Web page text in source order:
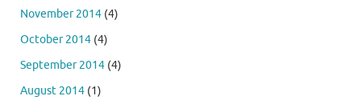
November 2014 (4)
October 2014 (4)
September 2014 (4)
August 2014 (1)